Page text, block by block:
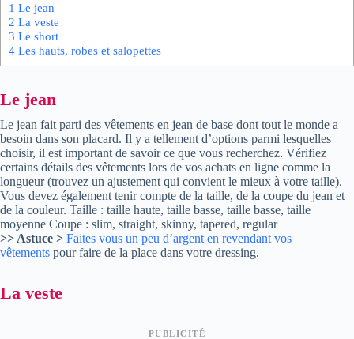
1 Le jean
2 La veste
3 Le short
4 Les hauts, robes et salopettes
Le jean
Le jean fait parti des vêtements en jean de base dont tout le monde a
besoin dans son placard. Il y a tellement d’options parmi lesquelles
choisir, il est important de savoir ce que vous recherchez. Vérifiez
certains détails des vêtements lors de vos achats en ligne comme la
longueur (trouvez un ajustement qui convient le mieux à votre taille).
Vous devez également tenir compte de la taille, de la coupe du jean et
de la couleur. Taille : taille haute, taille basse, taille basse, taille
moyenne Coupe : slim, straight, skinny, tapered, regular
>> Astuce > Faites vous un peu d’argent en revendant vos
vêtements pour faire de la place dans votre dressing.
La veste
PUBLICITÉ